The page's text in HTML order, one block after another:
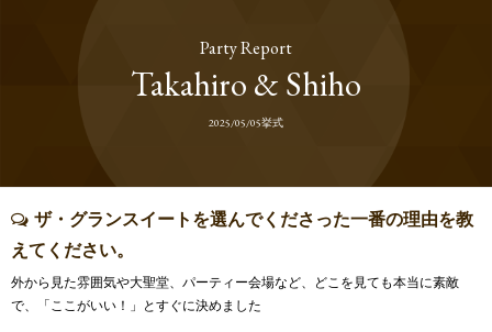
Party Report
Takahiro & Shiho
2025/05/05挙式
ザ・グランスイートを選んでくださった一番の理由を教
えてください。
外から見た雰囲気や大聖堂、パーティー会場など、どこを見ても本当に素敵
で、「ここがいい！」とすぐに決めました